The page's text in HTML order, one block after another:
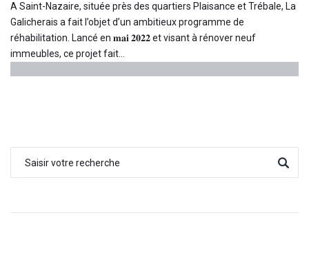
A Saint-Nazaire, située près des quartiers Plaisance et Trébale, La
Galicherais a fait l’objet d’un ambitieux programme de
réhabilitation. Lancé en 𝐦𝐚𝐢 𝟐𝟎𝟐𝟐 et visant à rénover neuf
immeubles, ce projet fait...